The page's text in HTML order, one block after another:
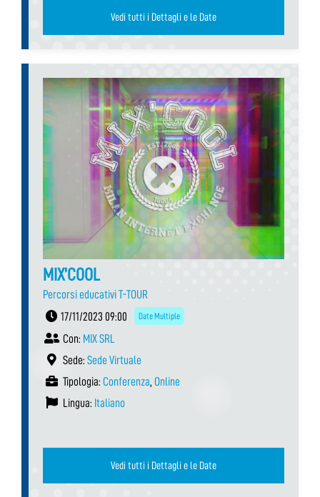
Vedi tutti i Dettagli e le Date
MIX’COOL
Percorsi educativi T-TOUR
17/11/2023 09:00
Date Multiple
Con: MIX SRL
Sede: Sede Virtuale
Tipologia: Conferenza, Online
Lingua: Italiano
Vedi tutti i Dettagli e le Date